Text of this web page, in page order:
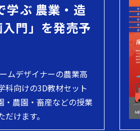
学ぶ 農業・造
門」を発売予
ムデザイナーの農業高
科向けの3D教材セット
・農園・畜産などの授業
けます。